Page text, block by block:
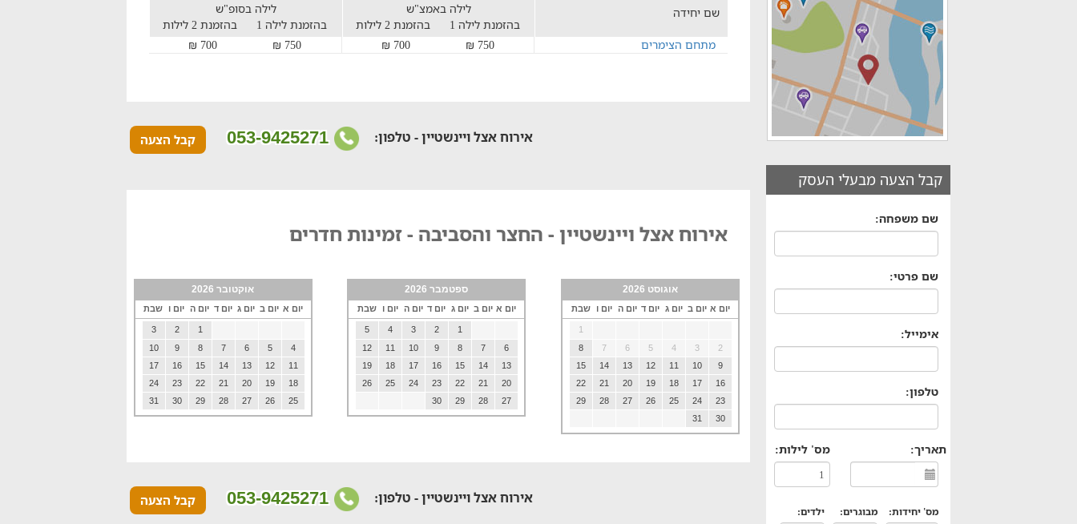
קבל הצעה מבעלי העסק
שם משפחה:
שם פרטי:
אימייל:
טלפון:
תאריך: מס' לילות:
מס' יחידות: מבוגרים: ילדים:
שם יחידה
לילה באמצ"ש
בהזמנת לילה 1
בהזמנת 2 לילות
לילה בסופ"ש
בהזמנת לילה 1
בהזמנת 2 לילות
מתחם הצימרים
750 ₪
700 ₪
750 ₪
700 ₪
קבל הצעה אירוח אצל ויינשטיין - טלפון:
אירוח אצל ויינשטיין - החצר והסביבה - זמינות חדרים
אוגוסט 2026
יום א יום ב יום ג יום ד יום ה יום ו שבת
1
2
3
4
5
6
7
8
9
10
11
12
13
14
15
16
17
18
19
20
21
22
23
24
25
26
27
28
29
30
31
ספטמבר 2026
יום א יום ב יום ג יום ד יום ה יום ו שבת
1
2
3
4
5
6
7
8
9
10
11
12
13
14
15
16
17
18
19
20
21
22
23
24
25
26
27
28
29
30
אוקטובר 2026
יום א יום ב יום ג יום ד יום ה יום ו שבת
1
2
3
4
5
6
7
8
9
10
11
12
13
14
15
16
17
18
19
20
21
22
23
24
25
26
27
28
29
30
31
קבל הצעה אירוח אצל ויינשטיין - טלפון: